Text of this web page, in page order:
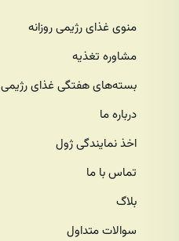
منوی غذای رژیمی روزانه
مشاوره تغذیه
بسته‌های هفتگی غذای رژیمی
درباره ما
اخذ نمایندگی ژول
تماس با ما
بلاگ
سوالات متداول